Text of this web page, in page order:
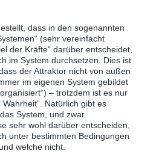
dass in den sogenannten
(sehr vereinfacht
der Kräfte“ darüber entscheidet,
im System durchsetzen. Dies ist
der Attraktor nicht von außen
im eigenen System gebildet
‒ trotzdem ist es nur
Natürlich gibt es
System, und zwar
sehr wohl darüber entscheiden,
unter bestimmten Bedingungen
welche nicht.